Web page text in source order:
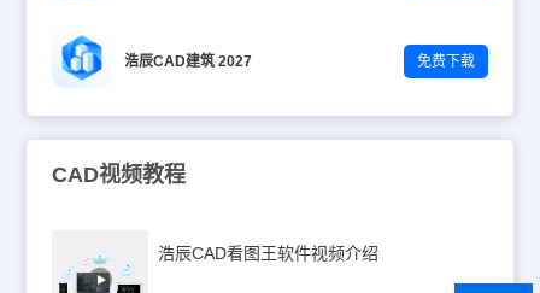
浩辰CAD建筑 2027 免费下载
CAD视频教程
浩辰CAD看图王软件视频介绍